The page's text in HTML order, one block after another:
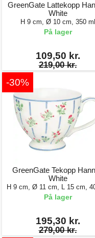
GreenGate Lattekopp
White
H 9 cm, Ø 10 cm, 350 ml
På lager
109,50 kr.
219,00 kr.
-30%
GreenGate Tekopp
White
H 9 cm, Ø 11 cm, L 15 cm,
På lager
195,30 kr.
279,00 kr.